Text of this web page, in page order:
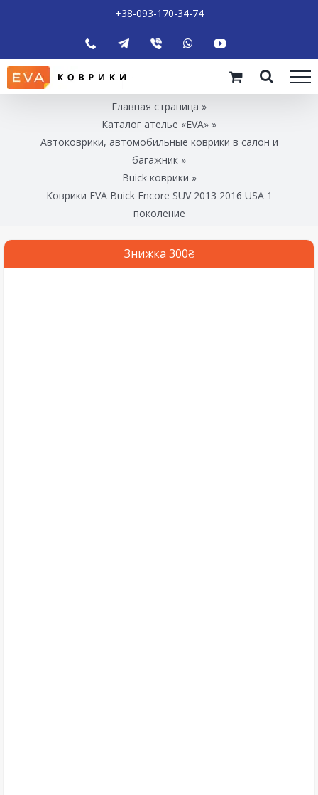
+38-093-170-34-74
Главная страница »
Каталог ателье «EVA» »
Автоковрики, автомобильные коврики в салон и
багажник »
Buick коврики »
Коврики EVA Buick Encore SUV 2013 2016 USA 1
поколение
Знижка 300₴